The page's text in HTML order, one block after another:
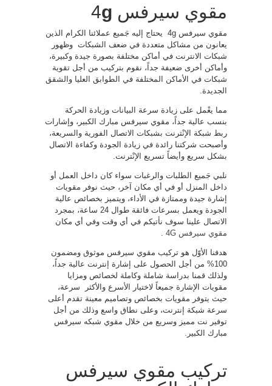
مقوي سيرفس 4 g
مقوي سيرفس 4g يحتاج إليه جَميع عملائنا الكرام الذين
يعانون من مشاكل متعددة في ضعف الشبكات وظهور
شبكات الانترنت في أماكن مختلفة بصورة جيدة وكبيرة،
وأماكن أخرى ضعيفة جداً، نقوم بتركيب من أجل تقوية
شبكات في الأماكن المختلفة في الطوابق العليا والشقق
الجديدة.
مما يعْمل على زيادة سرعة البيانات وزيادة الحركة
بنسب عالية جداً، مقوي سيرفس مبارك الكبير، وإشارات
ربط شبكة الإنْترنت بشبكات الاتصال الفورية والسريعة،
وأصبحت شركتنا رائدة في زيادة الجودة وكفاءة الاتصال
بشكل سريع وأيضاً تسريع الإنْترنت.
نلبي جَميع الطلبات والرغبات سواء كان داخل العمل أو
داخل المنزل أو في أي مكان آخر، حيث نوفر مقويات
إشارة جيدة وممتازة في الأداء، ويتميز بخصائص عالية
الجودة ويعمل بسرعات فائقة طوال 24 ساعة، بمجرد
الاتصال علينا سوف نأتيكم في أي وقت وفي أي مكان
مقوي سيرفس 4G
.
هدفنا الأوّل هو تركيب مقوي سيرفس موثوق ومضمون
100% من أجل الحصول على إشارة إنترنت عالية جداً،
ولذلك قمنا بدراسة شاملة وكاملة لخصائص ومزايا
مقويات الإشارة جميعاً لاختيار الأسرع والأكثر سرعة،
حيث يتوفر مقويات بخصائص وتصاميم معينة تقدم أعلى
سرعة شبكة إنترنت، وعلى نطاق واسع وذلك من أجل
توفير نت مميز وسريع من خلال مقوي شبكه سيرفس
مبارك الكبير.
تركيب مقوي سيرفس